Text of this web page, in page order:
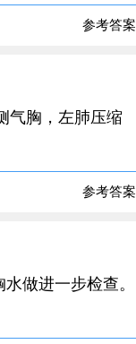
参考答案
气胸，左肺压缩
参考答案
做进一步检查。